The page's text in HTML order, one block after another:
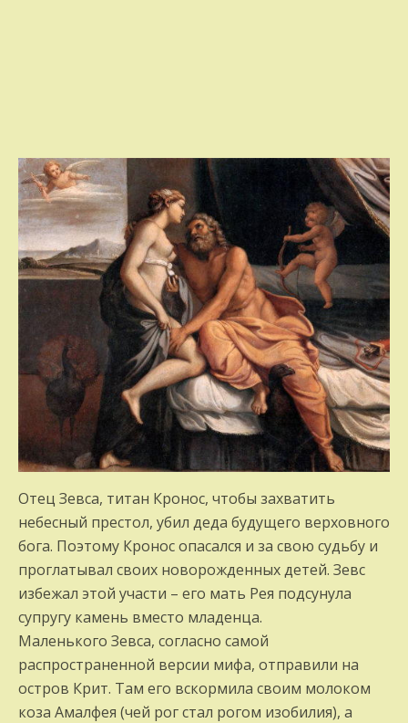
Отец Зевса, титан Кронос, чтобы захватить
небесный престол, убил деда будущего верховного
бога. Поэтому Кронос опасался и за свою судьбу и
проглатывал своих новорожденных детей. Зевс
избежал этой участи – его мать Рея подсунула
супругу камень вместо младенца.
Маленького Зевса, согласно самой
распространенной версии мифа, отправили на
остров Крит. Там его вскормила своим молоком
коза Амалфея (чей рог стал рогом изобилия), а